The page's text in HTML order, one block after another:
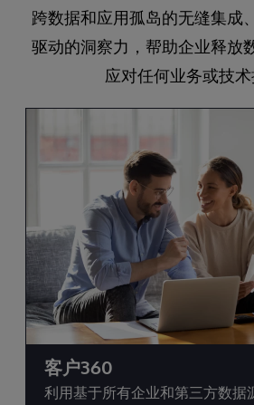
跨数据和应用孤岛的无缝集成
驱动的洞察力，帮助企业释放
应对任何业务或技术
客户360
利用基于所有企业和第三方数据